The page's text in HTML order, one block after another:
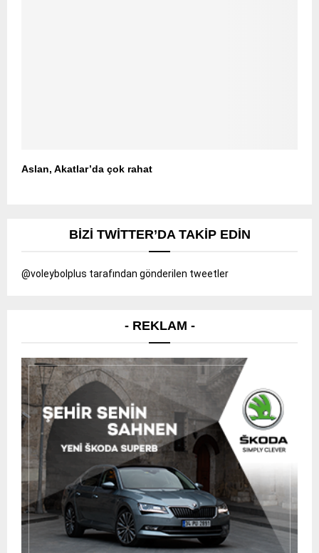
Aslan, Akatlar’da çok rahat
BIZI TWITTER’DA TAKIP EDIN
@voleybolplus tarafından gönderilen tweetler
- REKLAM -